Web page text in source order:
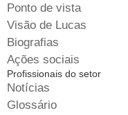
Ponto de vista
Visão de Lucas
Biografias
Ações sociais
Profissionais do setor
Notícias
Glossário